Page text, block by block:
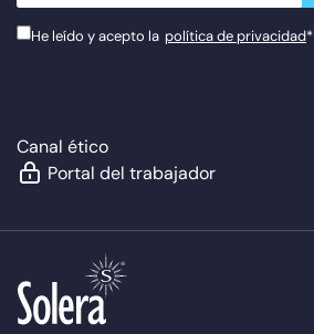
He leído y acepto la política de privacidad*
Canal ético
Portal del trabajador